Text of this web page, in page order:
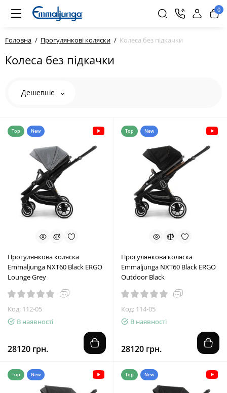
0
Головна Прогулянкові коляски Колеса без підкачки
Колеса без підкачки
Дешевше
Top New
Прогулянкова коляска
Emmaljunga NXT60 Black ERGO
Lounge Grey
Код: 112-05
В наявності
28120 грн.
Top New
Прогулянкова коляска
Emmaljunga NXT60 Black ERGO
Outdoor Black
Код: 114-05
В наявності
28120 грн.
Top New Top New